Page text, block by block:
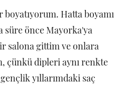
boyatıyorum. Hatta boyamı
süre önce Mayorka'ya
salona gittim ve onlara
çünkü dipleri aynı renkte
yıllarımdaki saç